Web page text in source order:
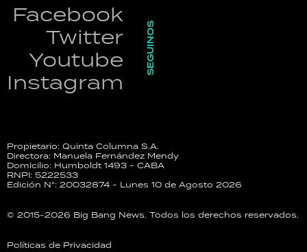
Facebook
Twitter
Youtube
Instagram
SEGUINOS
Propietario: Quinta Columna S.A.
Directora: Manuela Fernández Mendy
Domicilio: Humboldt 1493 - CABA
RNPI: 5222533
Edición N°: 20032874 - Lunes 10 de Agosto 2026
© 2015-2026 Big Bang News. Todos los derechos reservados.
Políticas de Privacidad